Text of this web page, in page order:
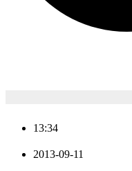
13:34
2013-09-11